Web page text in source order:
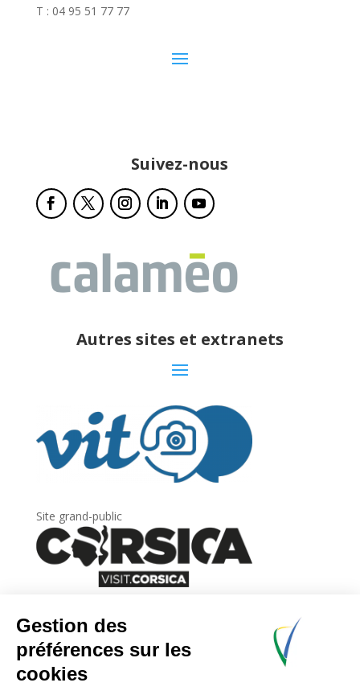
T : 04 95 51 77 77
Suivez-nous
Autres sites et extranets
Site grand-public
Newsletter
Inscrivez-vous àla lettre d’information
l’Agence du tourisme de la Corse.